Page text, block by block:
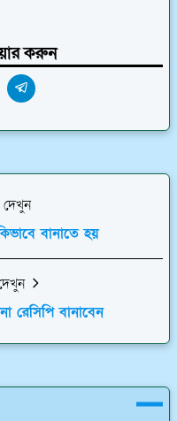
করুন
দেখুন
বানাতে হয়
রেসিপি বানাবেন